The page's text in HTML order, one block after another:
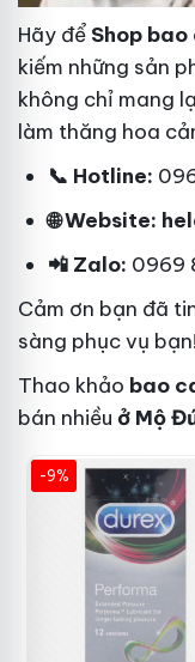
Hãy đểShop bao
kiếm những sản
không chỉ mang
làm thăng hoa
📞 Hotline:
🌐 Website:
📲 Zalo: 0969
Cảm ơn bạn đã
sàng phục vụ bạn!
Thao khảo bao
bán nhiều ở Mộ
-9%